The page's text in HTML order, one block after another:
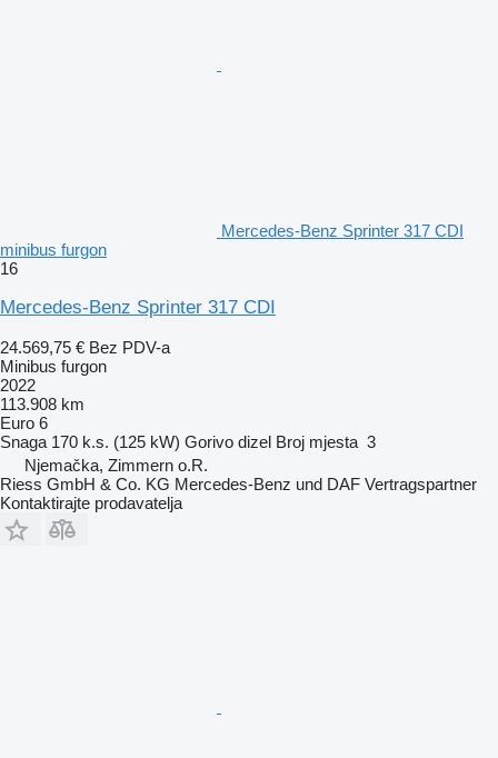
Mercedes-Benz Sprinter 317 CDI
minibus furgon
16
Mercedes-Benz Sprinter 317 CDI
24.569,75 € Bez PDV-a
Minibus furgon
2022
113.908 km
Euro 6
Snaga 170 k.s. (125 kW) Gorivo dizel Broj mjesta 3
Njemačka, Zimmern o.R.
Riess GmbH & Co. KG Mercedes-Benz und DAF Vertragspartner
Kontaktirajte prodavatelja